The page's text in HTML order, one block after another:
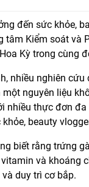
đến sức khỏe,
Kiểm soát và
Kỳ trong cùng
nhiều nghiên
nguyên liệu
nhiều thực đơn
beauty
biết rằng trứng
và
duy trì cơ bắp.